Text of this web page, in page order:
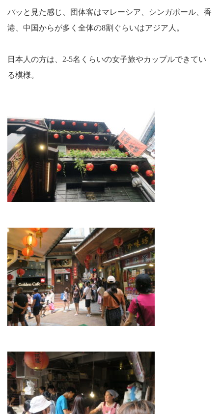
パッと見た感じ、団体客はマレーシア、シンガポール、香
港、中国からが多く全体の8割ぐらいはアジア人。
日本人の方は、 2-5名くらいの女子旅やカップルできてい
る模様。